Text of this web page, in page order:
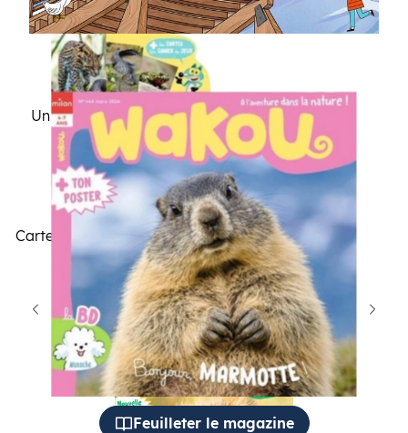
photos
Un poster photo recto-
verso
Cartes à collectionner, jeux,
BD
Feuilleter le magazine